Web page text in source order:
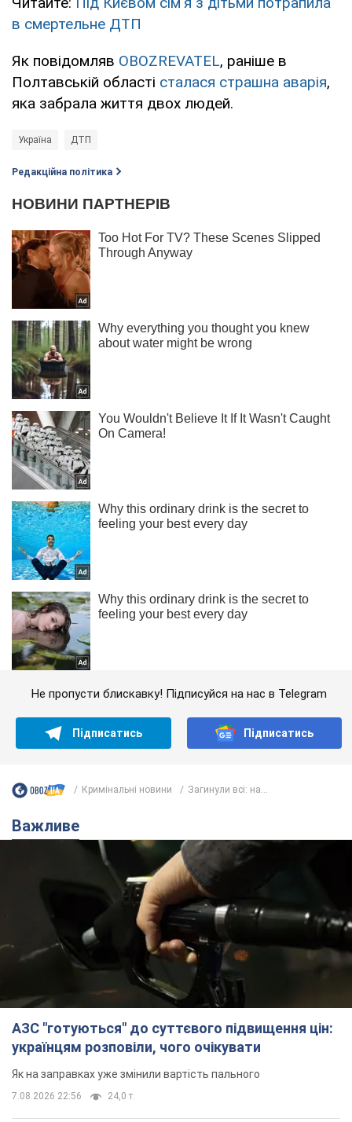
в смертельне ДТП
Як повідомляв OBOZREVATEL, раніше в
Полтавській області сталася страшна аварія,
яка забрала життя двох людей.
Україна ДТП
Редакційна політика
Не пропусти блискавку! Підписуйся на нас в Telegram
Підписатись Підписатись
Кримінальні новини Загинули всі: на...
Важливе
АЗС "готуються" до суттєвого підвищення цін:
українцям розповіли, чого очікувати
Як на заправках уже змінили вартість пального
7.08.2026 22:56 24,0 т.